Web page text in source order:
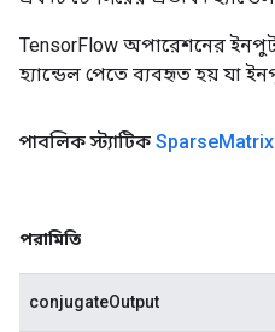
TensorFlow অপারেশনের
হ্যান্ডেল পেতে ব্যবহৃত হয় যা
পাবলিক স্ট্যাটিক SparseMatrix
পরামিতি
conjugateOutput